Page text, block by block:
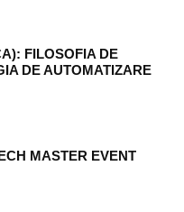
FILOSOFIA DE
DE AUTOMATIZARE
MASTER EVENT